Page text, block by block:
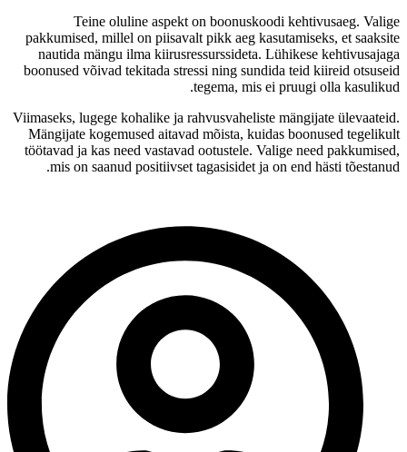
Teine oluline aspekt on boonuskoodi kehtivusaeg. Valige
pakkumised, millel on piisavalt pikk aeg kasutamiseks, et saaksite
nautida mängu ilma kiirusressurssideta. Lühikese kehtivusajaga
boonused võivad tekitada stressi ning sundida teid kiireid otsuseid
tegema, mis ei pruugi olla kasulikud.
Viimaseks, lugege kohalike ja rahvusvaheliste mängijate ülevaateid.
Mängijate kogemused aitavad mõista, kuidas boonused tegelikult
töötavad ja kas need vastavad ootustele. Valige need pakkumised,
mis on saanud positiivset tagasisidet ja on end hästi tõestanud.